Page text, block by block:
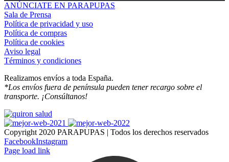
ANÚNCIATE EN PARAPUPAS
Sala de Prensa
Política de privacidad y uso
Política de compras
Política de cookies
Aviso legal
Términos y condiciones
Realizamos envíos a toda España.
*Los envíos fuera de península pueden tener recargo sobre el
transporte. ¡Consúltanos!
Copyright 2020 PARAPUPAS | Todos los derechos reservados
FacebookInstagram
Page load link